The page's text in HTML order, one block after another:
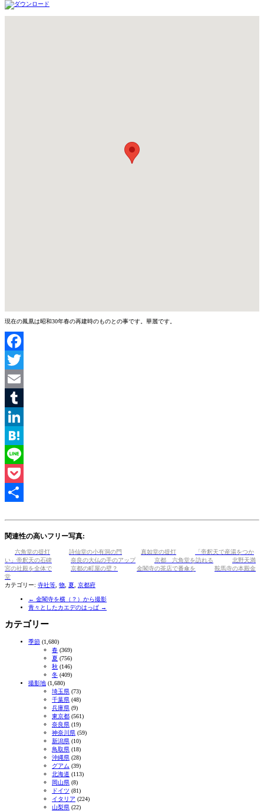
現在の鳳凰は昭和30年春の再建時のものとの事です。華麗です。
Facebook
Twitter
Email
Tumblr
LinkedIn
Hatena
Line
Pocket
関連性の高いフリー写真:
六角堂の提灯 詩仙堂の小有洞の門 真如堂の提灯
「帝釈天で産湯をつか
い」帝釈天の石碑
奈良の大仏の手のアップ 京都 六角堂を訪れる
北野天満
宮の社殿を全体で
京都の町屋の壁？ 金閣寺の茶店で番傘を
鞍馬寺の本殿金
堂
カテゴリー: 寺社等 物 夏 京都府
← 金閣寺を横（？）から撮影
青々としたカエデのはっぱ →
カテゴリー
季節 (1,680)
春 (369)
夏 (756)
秋 (146)
冬 (409)
撮影地 (1,680)
埼玉県 (73)
千葉県 (48)
兵庫県 (9)
東京都 (561)
奈良県 (19)
神奈川県 (59)
新潟県 (10)
鳥取県 (18)
沖縄県 (28)
グアム (39)
北海道 (113)
岡山県 (8)
ドイツ (81)
イタリア (224)
山梨県 (22)